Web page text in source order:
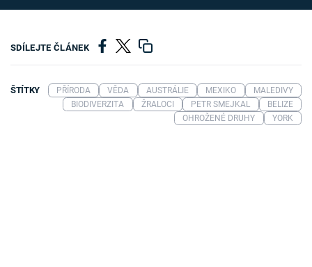
SDÍLEJTE ČLÁNEK
ŠTÍTKY PŘÍRODA VĚDA AUSTRÁLIE MEXIKO
MALEDIVY
BIODIVERZITA
ŽRALOCI PETR SMEJKAL
BELIZE
OHROŽENÉ DRUHY
YORK